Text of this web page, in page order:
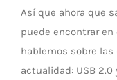
Así que ahora que
puede encontrar en
hablemos sobre
actualidad: USB